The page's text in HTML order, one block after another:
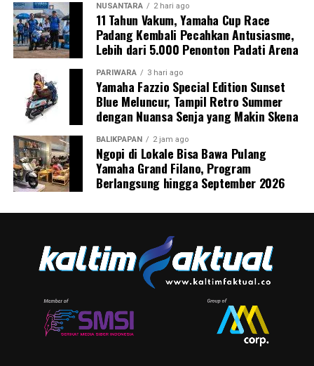
NUSANTARA 2 hari ago
11 Tahun Vakum, Yamaha Cup Race
Padang Kembali Pecahkan Antusiasme,
Lebih dari 5.000 Penonton Padati Arena
PARIWARA 3 hari ago
Yamaha Fazzio Special Edition Sunset
Blue Meluncur, Tampil Retro Summer
dengan Nuansa Senja yang Makin Skena
BALIKPAPAN 2 jam ago
Ngopi di Lokale Bisa Bawa Pulang
Yamaha Grand Filano, Program
Berlangsung hingga September 2026